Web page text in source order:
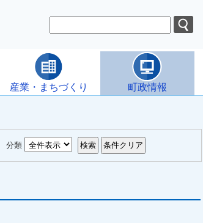
産業・まちづくり 町政情報
分類